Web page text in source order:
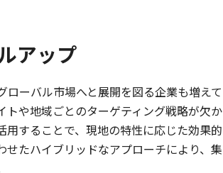
アップ
ーバル市場へと展開を図る企業も増えて
や地域ごとのターゲティング戦略が欠か
することで、現地の特性に応じた効果的
たハイブリッドなアプローチにより、集